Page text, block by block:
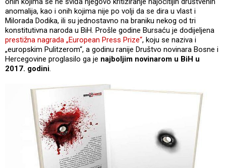
anomalija, kao i onih kojima nije po volji da se dira u vlast i
Milorada Dodika, ili su jednostavno na braniku nekog od tri
konstitutivna naroda u BiH. Prošle godine Bursaću je dodijeljena
prestižna nagrada „European Press Prize“, koju se naziva i
„europskim Pulitzerom“, a godinu ranije Društvo novinara Bosne i
Hercegovine proglasilo ga je najboljim novinarom u BiH u
2017. godini.